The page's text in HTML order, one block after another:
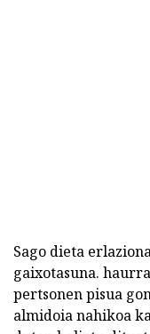
Sago dieta
gaixotasuna.
pertsonen pisua
almidoia nahikoa